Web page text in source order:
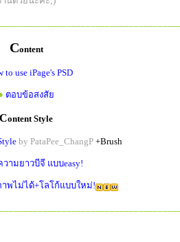
Content
to use iPage's PSD
ตอบข้อสงสัย
Content Style
by PataPee_ChangP+Brush
ามยาวบีจี แบบeasy!
พไม่ได้+โลโก้แบบใหม่!